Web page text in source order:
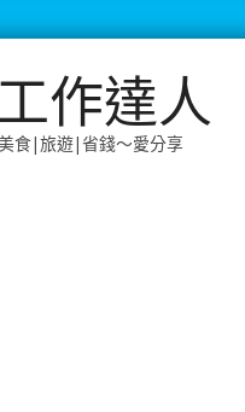
作達人
食|旅遊|省錢～愛分享